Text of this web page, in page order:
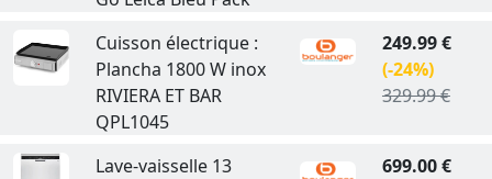
Cuisson électrique :
Plancha 1800 W inox
RIVIERA ET BAR
QPL1045
249.99 €
(-24%)
329.99 €
Lave-vaisselle 13
699.00 €